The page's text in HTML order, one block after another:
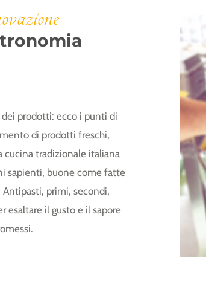
prodotti: ecco i punti di
di prodotti freschi,
cucina tradizionale italiana
sapienti, buone come fatte
primi, secondi,
esaltare il gusto e il sapore